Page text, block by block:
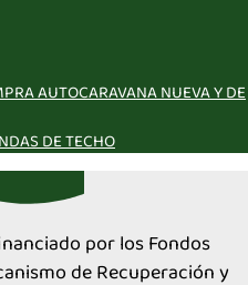
AUTOCARAVANA NUEVA Y DE
DE TECHO
por los Fondos
de Recuperación y